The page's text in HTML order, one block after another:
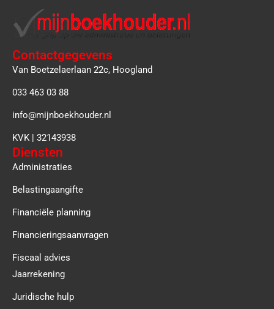
Contactgegevens
Van Boetzelaerlaan 22c, Hoogland
033 463 03 88
info@mijnboekhouder.nl
KVK | 32143938
Diensten
Administraties
Belastingaangifte
Financiële planning
Financieringsaanvragen
Fiscaal advies
Jaarrekening
Juridische hulp